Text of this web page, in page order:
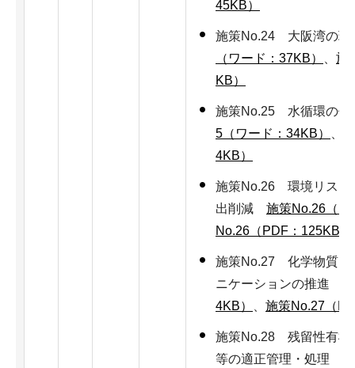
45KB）
施策No.24 大阪湾の
（ワード：37KB）
施
KB）
施策No.25 水循環の
5（ワード：34KB）
4KB）
施策No.26 環境リスク
出削減 施策No.26（
No.26（PDF：125KB）
施策No.27 化学物質に
ニケーションの推進
4KB）
施策No.27（
施策No.28 残留性有機
等の適正管理・処理